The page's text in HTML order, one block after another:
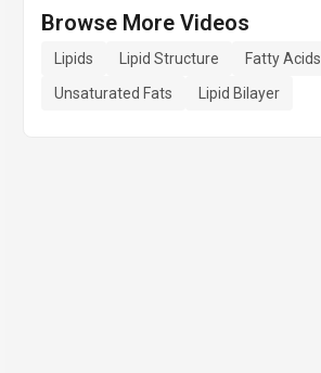
Browse More Videos
Lipids Lipid Structure Fatty Acids
Unsaturated Fats
Lipid Bilayer